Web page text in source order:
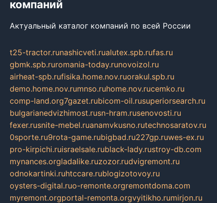
компаний
Актуальный каталог компаний по всей России
t25-tractor.runashicveti.rualutex.spb.rufas.ru
gbmk.spb.ruromania-today.runovoizol.ru
airheat-spb.rufisika.home.nov.ruorakul.spb.ru
demo.home.nov.rumnso.ruhome.nov.rucemko.ru
comp-land.org7gazet.rubicom-oil.rusuperiorsearch.ru
bulgarianedvizhimost.rusn-hram.rusenovosti.ru
fexer.rusnite-mebel.ruanamvkusno.rutechnosaratov.ru
0sporte.ru9rota-game.rubigbad.ru227gp.ruwes-ex.ru
pro-kirpichi.ruisraelsale.rublack-lady.rustroy-db.com
mynances.orgladalike.ruzozor.rudvigremont.ru
odnokartinki.ruhtccare.rublogizotovoy.ru
oysters-digital.ruo-remonte.orgremontdoma.com
myremont.orgportal-remonta.orgvyitikho.rumirjon.ru